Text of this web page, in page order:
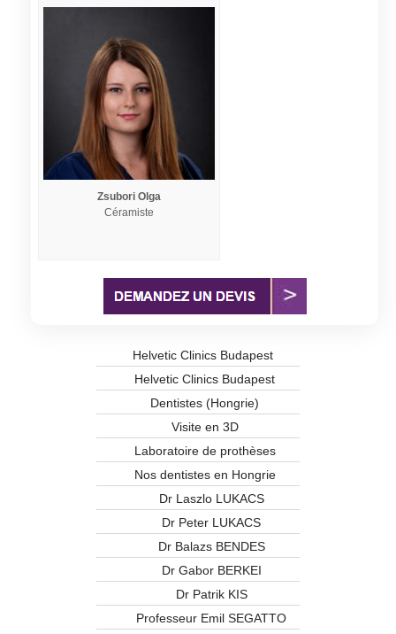
Zsubori Olga
Céramiste
Helvetic Clinics Budapest
Helvetic Clinics Budapest
Dentistes (Hongrie)
Visite en 3D
Laboratoire de prothèses
Nos dentistes en Hongrie
Dr Laszlo LUKACS
Dr Peter LUKACS
Dr Balazs BENDES
Dr Gabor BERKEI
Dr Patrik KIS
Professeur Emil SEGATTO